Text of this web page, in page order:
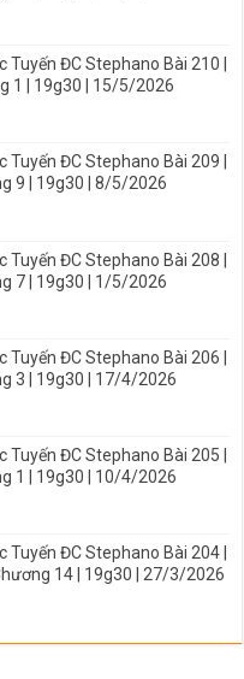
Tuyến ĐC Stephano Bài 210 |
1 | 19g30 | 15/5/2026
Tuyến ĐC Stephano Bài 209 |
9 | 19g30 | 8/5/2026
Tuyến ĐC Stephano Bài 208 |
7 | 19g30 | 1/5/2026
Tuyến ĐC Stephano Bài 206 |
3 | 19g30 | 17/4/2026
Tuyến ĐC Stephano Bài 205 |
1 | 19g30 | 10/4/2026
Tuyến ĐC Stephano Bài 204 |
14 | 19g30 | 27/3/2026